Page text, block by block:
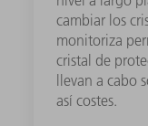
cambiar los
monitoriza
cristal de
llevan a cabo
así costes.